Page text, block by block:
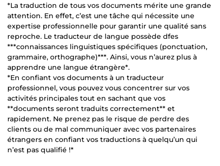
*La traduction de tous vos documents mérite une grande
attention. En effet, c’est une tâche qui nécessite une
expertise professionnelle pour garantir une qualité sans
reproche. Le traducteur de langue possède dfes
***connaissances linguistiques spécifiques (ponctuation,
grammaire, orthographe)***. Ainsi, vous n’aurez plus à
apprendre une langue étrangère*.
*En confiant vos documents à un traducteur
professionnel, vous pouvez vous concentrer sur vos
activités principales tout en sachant que vos
**documents seront traduits correctement** et
rapidement. Ne prenez pas le risque de perdre des
clients ou de mal communiquer avec vos partenaires
étrangers en confiant vos traductions à quelqu’un qui
n’est pas qualifié !*